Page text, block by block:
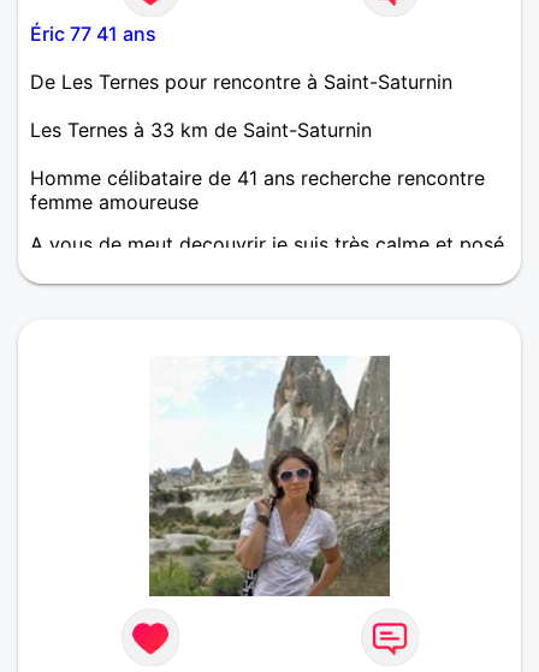
Éric 77 41 ans
De Les Ternes pour rencontre à Saint-Saturnin
Les Ternes à 33 km de Saint-Saturnin
Homme célibataire de 41 ans recherche rencontre
femme amoureuse
A vous de meut decouvrir je suis très calme et posé